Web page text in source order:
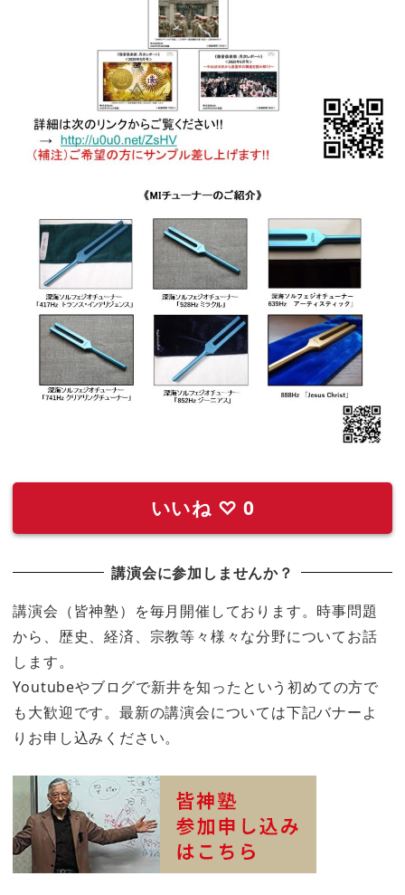
いいね ♡ 0
講演会に参加しませんか？
講演会（皆神塾）を毎月開催しております。時事問題
から、歴史、経済、宗教等々様々な分野についてお話
します。
Youtubeやブログで新井を知ったという初めての方で
も大歓迎です。最新の講演会については下記バナーよ
りお申し込みください。